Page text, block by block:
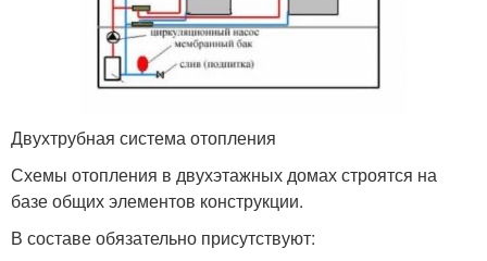
Двухтрубная система отопления
Схемы отопления в двухэтажных домах строятся на
базе общих элементов конструкции.
В составе обязательно присутствуют: